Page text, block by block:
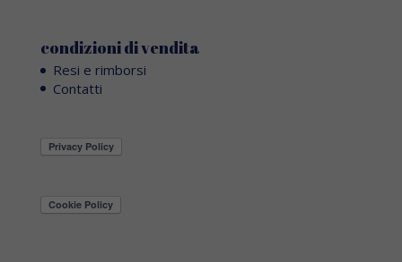
condizioni di vendita
Resi e rimborsi
Contatti